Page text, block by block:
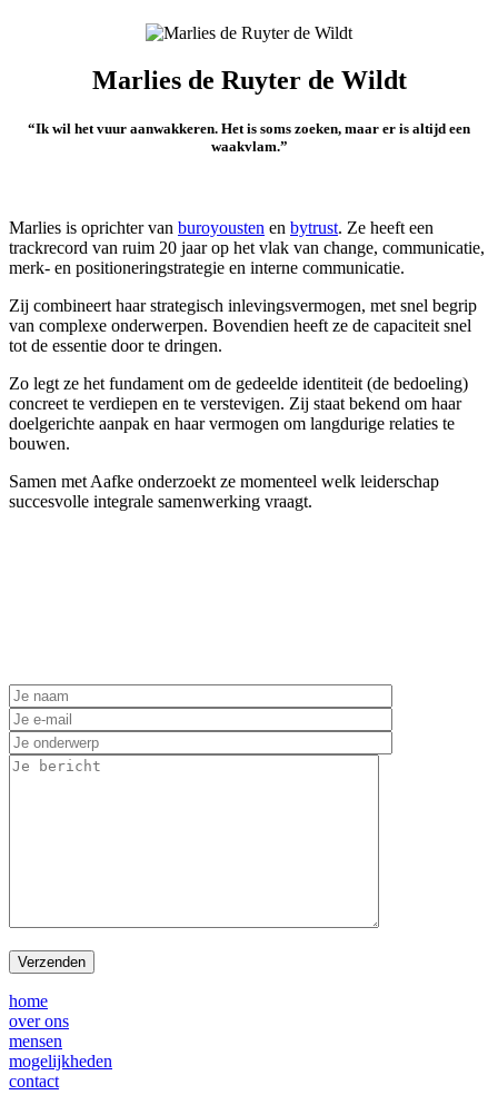
Marlies de Ruyter de Wildt
“Ik wil het vuur aanwakkeren. Het is soms zoeken, maar er is altijd een
waakvlam.”
Marlies is oprichter van buroyousten en bytrust. Ze heeft een
trackrecord van ruim 20 jaar op het vlak van change, communicatie,
merk- en positioneringstrategie en interne communicatie.
Zij combineert haar strategisch inlevingsvermogen, met snel begrip
van complexe onderwerpen. Bovendien heeft ze de capaciteit snel
tot de essentie door te dringen.
Zo legt ze het fundament om de gedeelde identiteit (de bedoeling)
concreet te verdiepen en te verstevigen. Zij staat bekend om haar
doelgerichte aanpak en haar vermogen om langdurige relaties te
bouwen.
Samen met Aafke onderzoekt ze momenteel welk leiderschap
succesvolle integrale samenwerking vraagt.
home
over ons
mensen
mogelijkheden
contact